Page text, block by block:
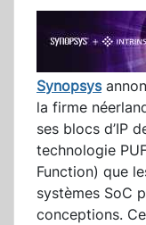
Synopsys
la firme
ses blocs d’IP
technologie
Function) que
systèmes SoC
conceptions.